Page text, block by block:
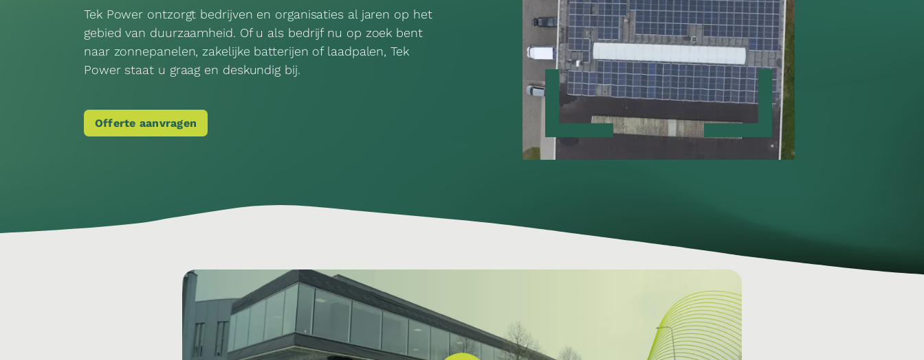
Tek Power ontzorgt bedrijven en organisaties al jaren op het
gebied van duurzaamheid. Of u als bedrijf nu op zoek bent
naar zonnepanelen, zakelijke batterijen of laadpalen, Tek
Power staat u graag en deskundig bij.
Offerte aanvragen